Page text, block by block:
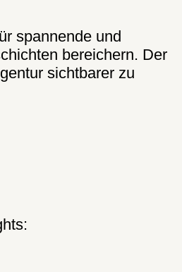
spannende und
bereichern. Der
sichtbarer zu